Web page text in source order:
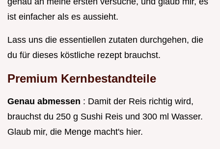
ist einfacher als es aussieht.
Lass uns die essentiellen zutaten durchgehen, die
du für dieses köstliche rezept brauchst.
Premium Kernbestandteile
Genau abmessen : Damit der Reis richtig wird,
brauchst du 250 g Sushi Reis und 300 ml Wasser.
Glaub mir, die Menge macht's hier.